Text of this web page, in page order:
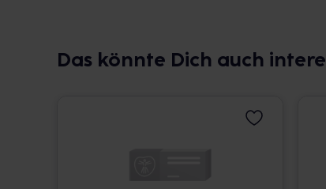
Das könnte Dich auch